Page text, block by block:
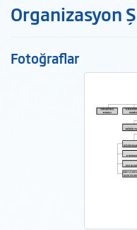
Organizasyon
Fotoğraflar